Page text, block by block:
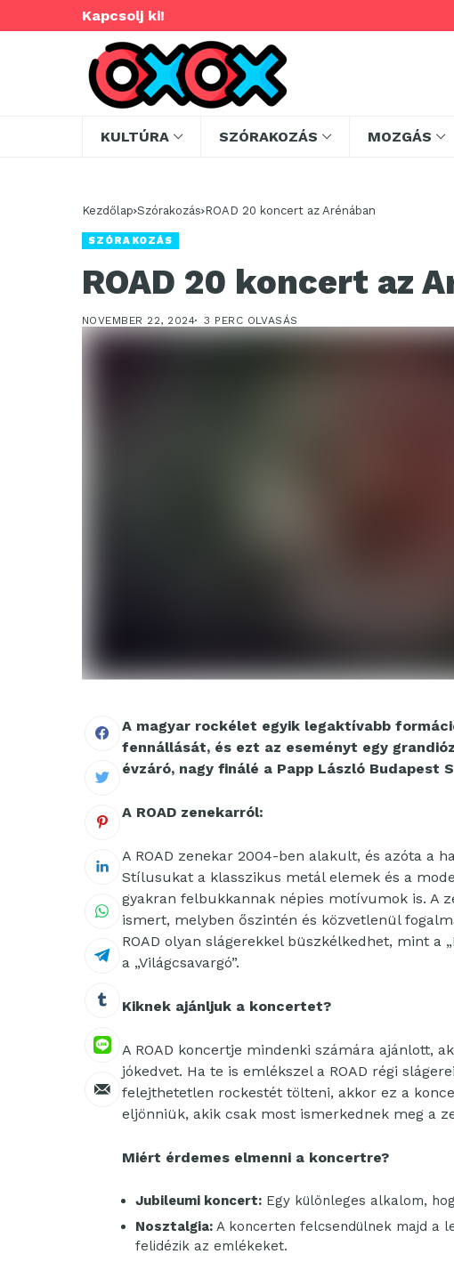
Kapcsolj ki!
KULTÚRA SZÓRAKOZÁS MOZGÁS
Kezdőlap Szórakozás ROAD 20 koncert az Arénában
SZÓRAKOZÁS
ROAD 20 koncert az
NOVEMBER 22, 2024 3 PERC OLVASÁS
A magyar rockélet egyik legaktívabb
fennállását, és ezt az eseményt egy
évzáró, nagy finálé a Papp László Budapest
A ROAD zenekarról:
A ROAD zenekar 2004-ben alakult, és azóta a
Stílusukat a klasszikus metál elemek és a
gyakran felbukkannak népies motívumok is. A
ismert, melyben őszintén és közvetlenül
ROAD olyan slágerekkel büszkélkedhet, mint a
a „Világcsavargó”.
Kiknek ajánljuk a koncertet?
A ROAD koncertje mindenki számára ajánlott,
jókedvet. Ha te is emlékszel a ROAD régi
felejthetetlen rockestét tölteni, akkor ez a
eljönniük, akik csak most ismerkednek meg a
Miért érdemes elmenni a koncertre?
Jubileumi koncert: Egy különleges alkalom,
Nosztalgia: A koncerten felcsendülnek majd a
felidézik az emlékeket.